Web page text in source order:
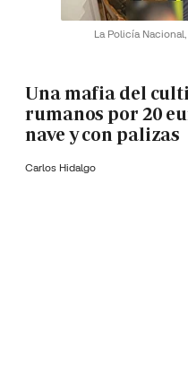
La Policía
Una mafia del
rumanos por 20
nave y con palizas
Carlos Hidalgo